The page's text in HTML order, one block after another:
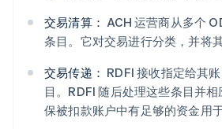
交易清算： ACH 运营商从多个
条目。它对交易进行分类，并将
交易传递： RDFI 接收指定给其
目。RDFI 随后处理这些条目并
保被扣款账户中有足够的资金用于